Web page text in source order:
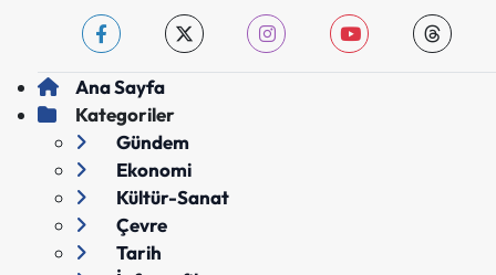
Ana Sayfa
Kategoriler
Gündem
Ekonomi
Kültür-Sanat
Çevre
Tarih